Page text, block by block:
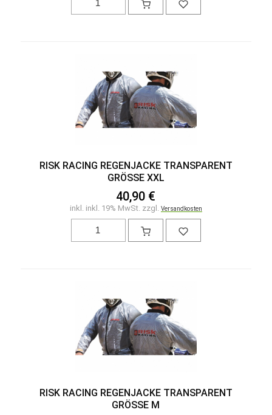
RISK RACING REGENJACKE TRANSPARENT
GRÖSSE XXL
40,90 €
inkl. inkl. 19% MwSt. zzgl. Versandkosten
RISK RACING REGENJACKE TRANSPARENT
GRÖSSE M